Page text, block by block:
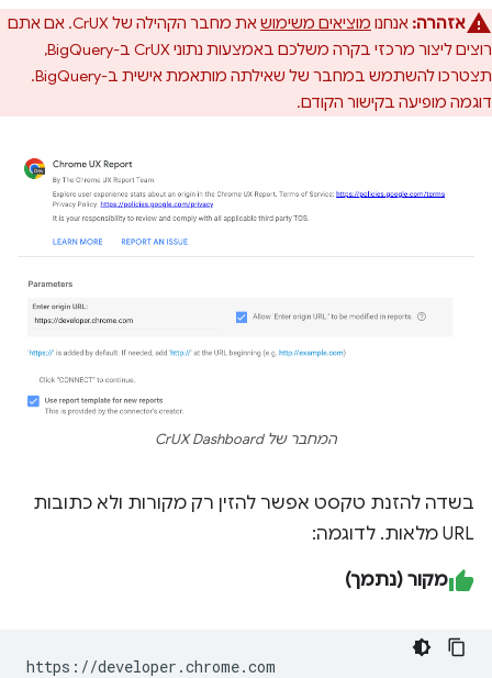
אזהרה: אנחנו מוציאים משימוש
את מחבר הקהילה של CrUX. אם אתם
רוצים ליצור מרכזי בקרה משלכם באמצעות נתוני CrUX ב-BigQuery,
תצטרכו להשתמש במחבר של שאילתה מותאמת אישית ב-BigQuery.
דוגמה מופיעה בקישור הקודם.
המחבר של CrUX Dashboard
בשדה להזנת טקסט אפשר להזין רק מקורות ולא כתובות
URL מלאות. לדוגמה:
מקור (נתמך)
https://developer.chrome.com